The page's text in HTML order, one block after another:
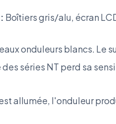
Boîtiers gris/alu, écran
onduleurs blancs. Le
séries NT perd sa
allumée, l'onduleur